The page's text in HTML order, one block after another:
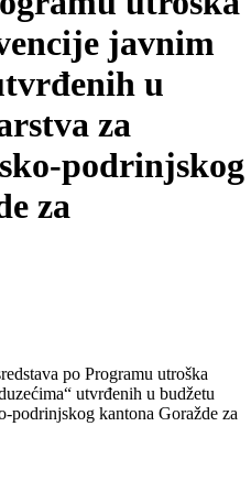
korisnika
utroška
javnim
u
za
podrinjskog
za
po Programu utroška
utvrđenih u budžetu